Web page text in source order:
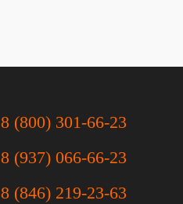
8 (800) 301-66-23
8 (937) 066-66-23
8 (846) 219-23-63